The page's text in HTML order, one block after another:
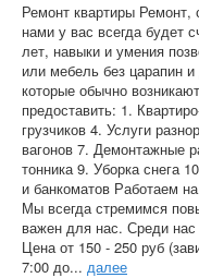
Ремонт квартиры Ремонт,
нами у вас всегда будет
лет, навыки и умения
или мебель без царапин
которые обычно
предоставить: 1.
грузчиков 4. Услуги
вагонов 7. Демонтажные
тонника 9. Уборка снега
и банкоматов Работаем
Мы всегда стремимся
важен для нас. Среди
Цена от 150 - 250 руб
7:00 до... далее